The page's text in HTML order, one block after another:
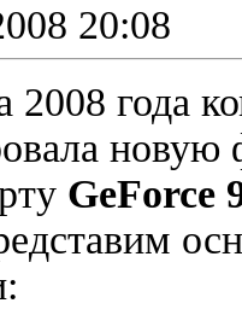
20:08
2008 года
GeForce